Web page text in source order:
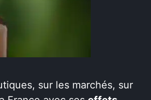
sur les marchés, sur